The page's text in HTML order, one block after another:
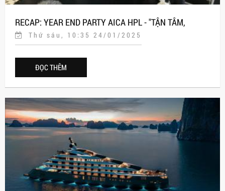
RECAP: YEAR END PARTY AICA HPL - "TẬN TÂM,
TRÁCH NHIỆM, CÙNG NHAU THÀNH CÔNG"
Thứ sáu, 10:35 24/01/2025
ĐỌC THÊM